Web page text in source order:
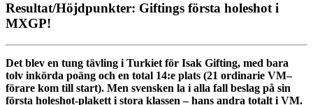
Resultat/Höjdpunkter: Giftings första holeshot i
MXGP!
Det blev en tung tävling i Turkiet för Isak Gifting, med bara
tolv inkörda poäng och en total 14:e plats (21 ordinarie VM–
förare kom till start). Men svensken la i alla fall beslag på sin
första holeshot-plakett i stora klassen – hans andra totalt i VM.